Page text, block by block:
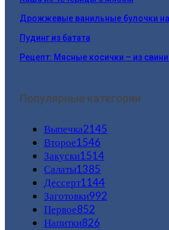
Дрожжевые ванильные булочки
Пудинг из батата
Рецепт: Мясные косички – из
Популярные категории
Выпечка2145
Второе1546
Закуски1514
Салаты1385
Дессерт1144
Заготовки992
Первое852
Напитки826